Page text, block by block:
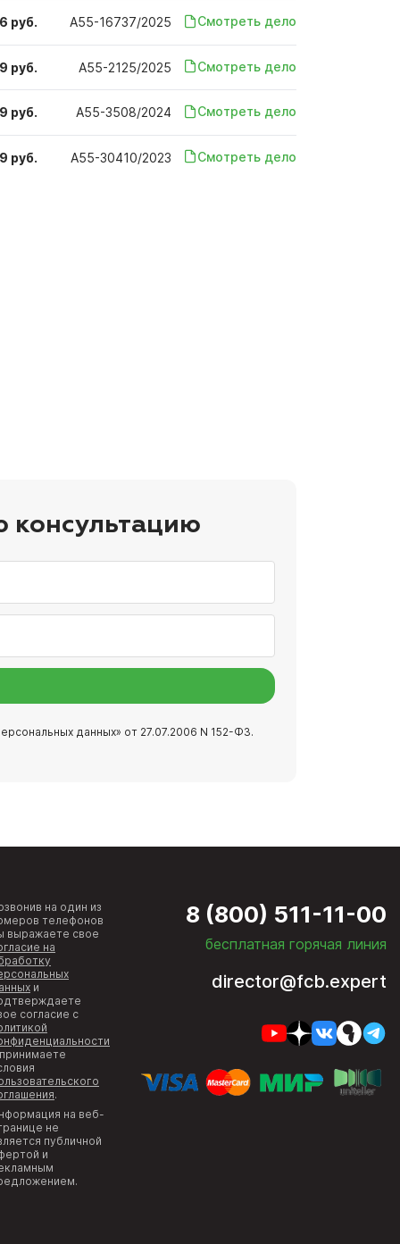
руб. А55-16737/2025 Смотреть дело
руб. А55-2125/2025 Смотреть дело
руб. А55-3508/2024 Смотреть дело
руб. А55-30410/2023 Смотреть дело
консультацию
данных» от 27.07.2006 N 152-ФЗ.
на один из
телефонов
выражаете свое
на
и
согласие с
.
на веб-
не
публичной
и
8 (800) 511-11-00
бесплатная горячая линия
director@fcb.expert